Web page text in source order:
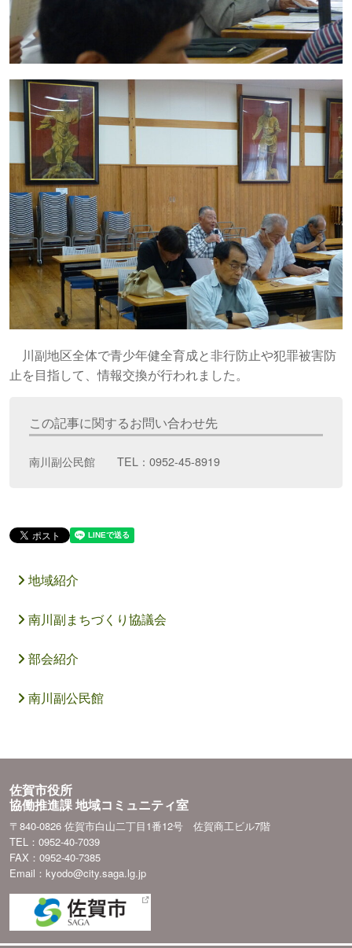
川副地区全体で青少年健全育成と非行防止や犯罪被害防
止を目指して、情報交換が行われました。
この記事に関するお問い合わせ先
南川副公民館 TEL：0952-45-8919
地域紹介
南川副まちづくり協議会
部会紹介
南川副公民館
佐賀市役所
協働推進課 地域コミュニティ室
〒840-0826 佐賀市白山二丁目1番12号 佐賀商工ビル7階
TEL：0952-40-7039
FAX：0952-40-7385
Email：kyodo@city.saga.lg.jp